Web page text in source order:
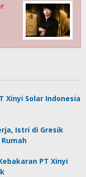
Xinyi Solar Indonesia
Istri di Gresik
PT Xinyi